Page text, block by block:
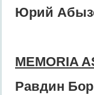
Юрий
MEMORIA
Равдин